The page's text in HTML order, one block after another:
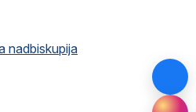
nadbiskupija